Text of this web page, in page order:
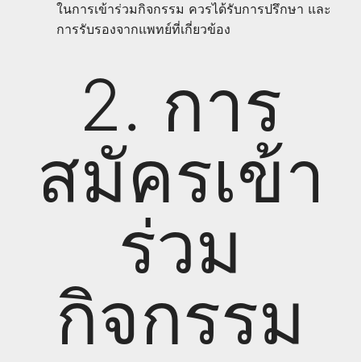
ในการเข้าร่วมกิจกรรม ควรได้รับการปรึกษา และ
การรับรองจากแพทย์ที่เกี่ยวข้อง
2. การ
สมัครเข้า
ร่วม
กิจกรรม